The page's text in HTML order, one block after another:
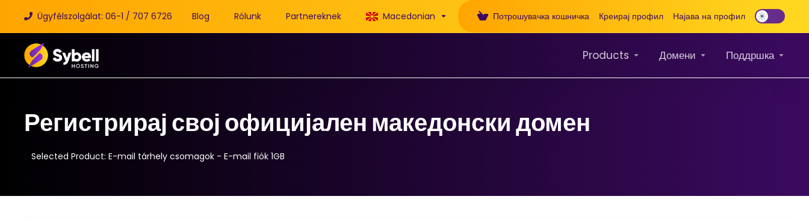
Ügyfélszolgálat: 06-1 / 707 6726 Blog Rólunk Partnereknek Macedonian Потрошувачка кошничка Креирај профил Најава на профил
Products Домени Поддршка
Регистрирај свој официјален македонски домен
Selected Product: E-mail tárhely csomagok - E-mail fiók 1GB